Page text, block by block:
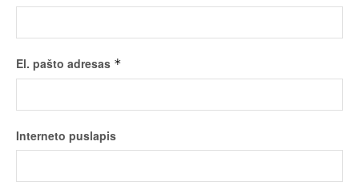
El. pašto adresas *
Interneto puslapis